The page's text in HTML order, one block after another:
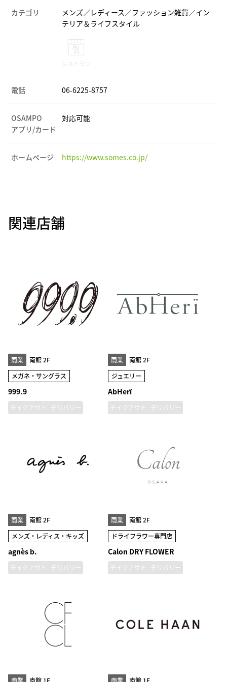
カテゴリ
メンズ／レディース／ファッション雑貨／イン
テリア＆ライフスタイル
レストラン
電話 06-6225-8757
OSAMPO
アプリ/カード
対応可能
ホームページ https://www.somes.co.jp/
関連店舗
商業
南館 2F
メガネ・サングラス
999.9
テイクアウト デリバリー
商業
南館 2F
ジュエリー
AbHerï
テイクアウト デリバリー
商業
南館 2F
メンズ・レディス・キッズ
agnès b.
テイクアウト デリバリー
商業
南館 2F
ドライフラワー専門店
Calon DRY FLOWER
テイクアウト デリバリー
商業 南館 1F 商業 南館 1F